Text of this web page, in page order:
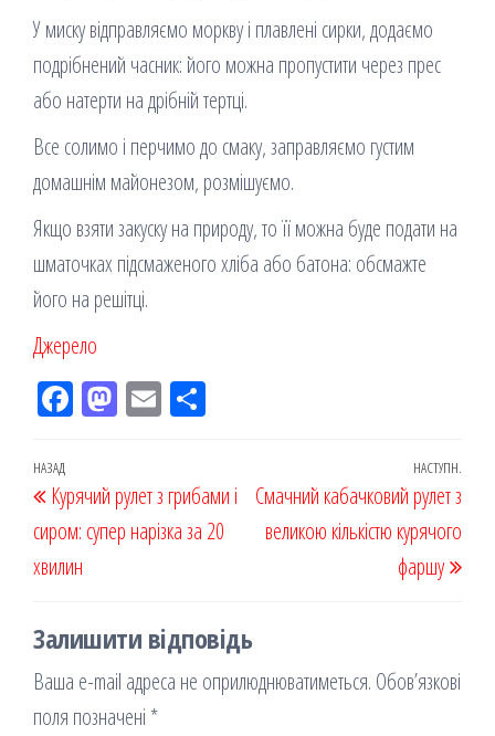
У миску відправляємо моркву і плавлені сирки, додаємо
подрібнений часник: його можна пропустити через прес
або натерти на дрібній тертці.
Все солимо і перчимо до смаку, заправляємо густим
домашнім майонезом, розмішуємо.
Якщо взяти закуску на природу, то її можна буде подати на
шматочках підсмаженого хліба або батона: обсмажте
його на решітці.
Джерело
Fac
k
M
on
Em
ис
я
Навігація
записів
Попередній
запис
НАЗАД
Курячий рулет з грибами і
сиром: супер нарізка за 20
хвилин
НАСТУПН.
Смачний кабачковий рулет з
великою кількістю курячого
фаршу
Залишити відповідь
Ваша e-mail адреса не оприлюднюватиметься. Обов’язкові
поля позначені *